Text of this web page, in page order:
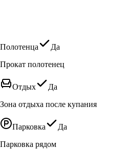
Полотенца
Да
Прокат полотенец
Отдых
Да
Зона отдыха после купания
Парковка
Да
Парковка рядом